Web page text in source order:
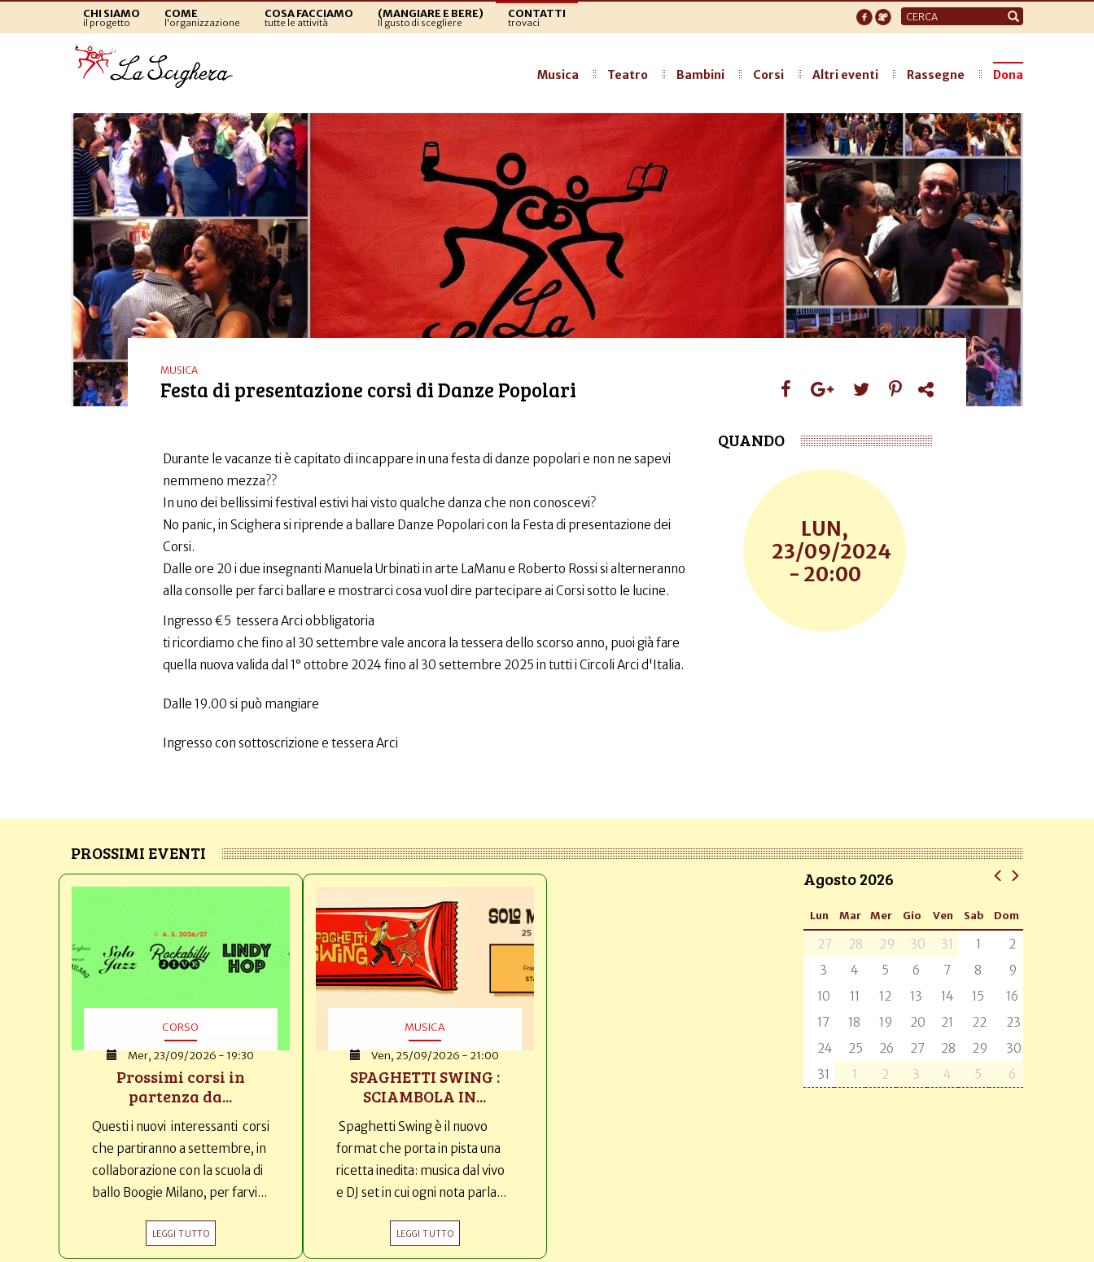
CHI SIAMO
il progetto
COME
l'organizzazione
COSA FACCIAMO
tutte le attività
(MANGIARE E BERE)
Il gusto di scegliere
CONTATTI
trovaci
Form
di
Musica Teatro Bambini Corsi Altri eventi Rassegne Dona
MUSICA
Festa di presentazione corsi di Danze Popolari
Durante le vacanze ti è capitato di incappare in una festa di danze popolari e non ne sapevi
nemmeno mezza??
In uno dei bellissimi festival estivi hai visto qualche danza che non conoscevi?
No panic, in Scighera si riprende a ballare Danze Popolari con la Festa di presentazione dei
Corsi.
Dalle ore 20 i due insegnanti Manuela Urbinati in arte LaManu e Roberto Rossi si alterneranno
alla consolle per farci ballare e mostrarci cosa vuol dire partecipare ai Corsi sotto le lucine.
Ingresso €5 tessera Arci obbligatoria
ti ricordiamo che fino al 30 settembre vale ancora la tessera dello scorso anno, puoi già fare
quella nuova valida dal 1° ottobre 2024 fino al 30 settembre 2025 in tutti i Circoli Arci d'Italia.
Dalle 19.00 si può mangiare
Ingresso con sottoscrizione e tessera Arci
QUANDO
LUN,
23/09/2024
- 20:00
PROSSIMI EVENTI
CORSO
Mer, 23/09/2026 - 19:30
Prossimi corsi in
partenza da...
Questi i nuovi interessanti corsi
che partiranno a settembre, in
collaborazione con la scuola di
ballo Boogie Milano, per farvi...
LEGGI TUTTO
MUSICA
Ven, 25/09/2026 - 21:00
SPAGHETTI SWING :
SCIAMBOLA IN...
Spaghetti Swing è il nuovo
format che porta in pista una
ricetta inedita: musica dal vivo
e DJ set in cui ogni nota parla...
LEGGI TUTTO
Agosto 2026
Lun Mar Mer Gio Ven Sab Dom
27 28 29 30 31 1
2
3
4 5 6 7 8
9
10
11 12 13 14 15
16
17
18 19 20 21 22
23
24
25 26 27 28 29
30
31
1 2 3 4 5 6